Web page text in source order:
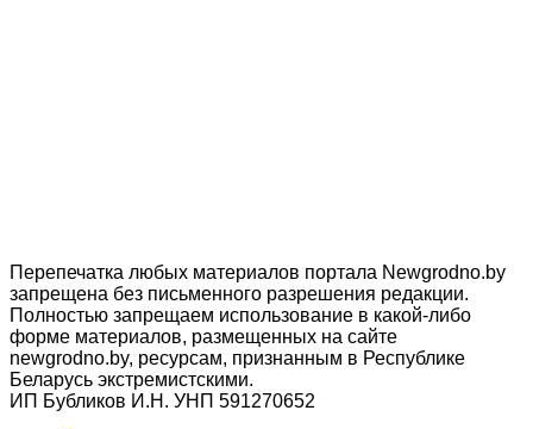
Перепечатка любых материалов портала Newgrodno.by
запрещена без письменного разрешения редакции.
Полностью запрещаем использование в какой-либо
форме материалов, размещенных на сайте
newgrodno.by, ресурсам, признанным в Республике
Беларусь экстремистскими.
ИП Бубликов И.Н. УНП 591270652